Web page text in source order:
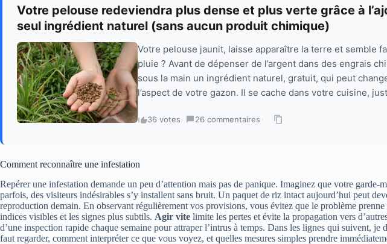
Votre pelouse redeviendra plus dense et plus verte grâce à
seul ingrédient naturel (sans aucun produit chimique)
Votre pelouse jaunit, laisse apparaître la terre et semble
pluie ? Avant de dépenser de l’argent dans des engrais
sous la main un ingrédient naturel, gratuit, qui peut
l’aspect de votre gazon. Il se cache dans votre cuisine,
36 votes · 26 commentaires ·
Comment reconnaître une infestation
Repérer une infestation demande un peu d’attention mais pas de panique. Imaginez que votre garde-
parfois, des visiteurs indésirables s’y installent sans bruit. Un paquet de riz intact aujourd’hui peut
reproduction demain. En observant régulièrement vos provisions, vous évitez que le problème prenne
indices visibles et les signes plus subtils. Agir vite limite les pertes et évite la propagation vers
d’une inspection rapide chaque semaine pour attraper l’intrus à temps. Dans les lignes qui suivent, je
faut regarder, comment interpréter ce que vous voyez, et quelles mesures simples prendre